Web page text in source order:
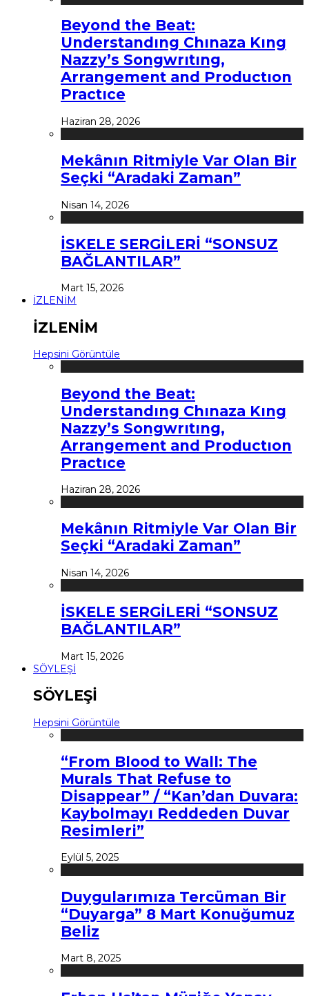
Beyond the Beat:
Understandıng Chınaza Kıng
Nazzy’s Songwrıtıng,
Arrangement and Productıon
Practıce
Haziran 28, 2026
Mekânın Ritmiyle Var Olan Bir
Seçki “Aradaki Zaman”
Nisan 14, 2026
İSKELE SERGİLERİ “SONSUZ
BAĞLANTILAR”
Mart 15, 2026
İZLENİM
İZLENİM
Hepsini Görüntüle
Beyond the Beat:
Understandıng Chınaza Kıng
Nazzy’s Songwrıtıng,
Arrangement and Productıon
Practıce
Haziran 28, 2026
Mekânın Ritmiyle Var Olan Bir
Seçki “Aradaki Zaman”
Nisan 14, 2026
İSKELE SERGİLERİ “SONSUZ
BAĞLANTILAR”
Mart 15, 2026
SÖYLEŞİ
SÖYLEŞİ
Hepsini Görüntüle
“From Blood to Wall: The
Murals That Refuse to
Disappear” / “Kan’dan Duvara:
Kaybolmayı Reddeden Duvar
Resimleri”
Eylül 5, 2025
Duygularımıza Tercüman Bir
“Duyarga” 8 Mart Konuğumuz
Beliz
Mart 8, 2025